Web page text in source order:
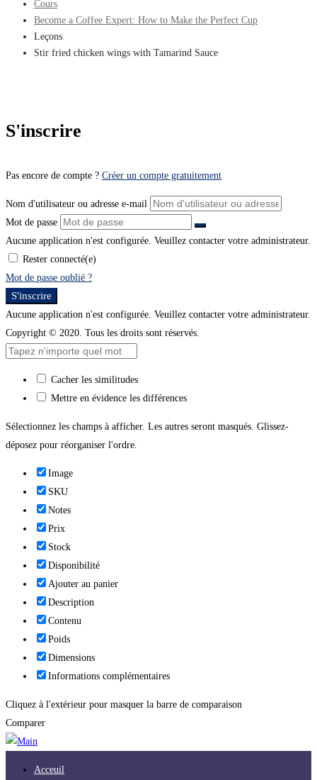
Cours
Become a Coffee Expert: How to Make the Perfect Cup
Leçons
Stir fried chicken wings with Tamarind Sauce
S'inscrire
Pas encore de compte ? Créer un compte gratuitement
Nom d'utilisateur ou adresse e-mail
Mot de passe
Aucune application n'est configurée. Veuillez contacter votre administrateur.
Rester connecté(e)
Mot de passe oublié ?
S'inscrire
Aucune application n'est configurée. Veuillez contacter votre administrateur.
Copyright © 2020. Tous les droits sont réservés.
Cacher les similitudes
Mettre en évidence les différences
Sélectionnez les champs à afficher. Les autres seront masqués. Glissez-
déposez pour réorganiser l'ordre.
Image
SKU
Notes
Prix
Stock
Disponibilité
Ajouter au panier
Description
Contenu
Poids
Dimensions
Informations complémentaires
Cliquez à l'extérieur pour masquer la barre de comparaison
Comparer
Acceuil